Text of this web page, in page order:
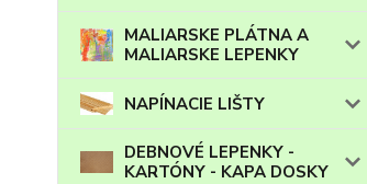
MALIARSKE PLÁTNA A
MALIARSKE LEPENKY
NAPÍNACIE LIŠTY
DEBNOVÉ LEPENKY -
KARTÓNY - KAPA DOSKY